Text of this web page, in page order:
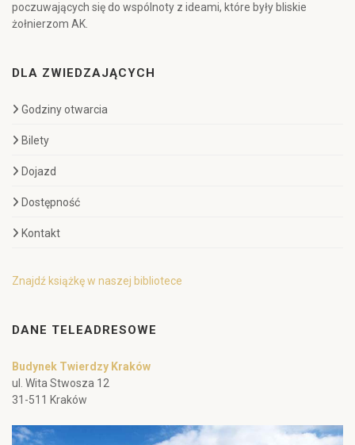
poczuwających się do wspólnoty z ideami, które były bliskie
żołnierzom AK.
DLA ZWIEDZAJĄCYCH
Godziny otwarcia
Bilety
Dojazd
Dostępność
Kontakt
Znajdź książkę w naszej bibliotece
DANE TELEADRESOWE
Budynek Twierdzy Kraków
ul. Wita Stwosza 12
31-511 Kraków